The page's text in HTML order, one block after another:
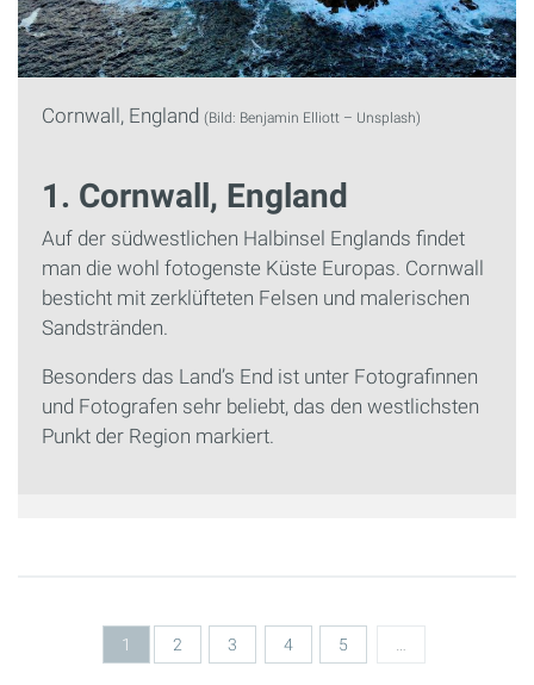
Cornwall, England (Bild: Benjamin Elliott – Unsplash)
1. Cornwall, England
Auf der südwestlichen Halbinsel Englands findet
man die wohl fotogenste Küste Europas. Cornwall
besticht mit zerklüfteten Felsen und malerischen
Sandstränden.
Besonders das Land’s End ist unter Fotografinnen
und Fotografen sehr beliebt, das den westlichsten
Punkt der Region markiert.
Seiten
1 2 3 4 5